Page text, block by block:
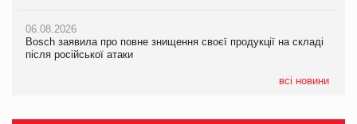
06.08.2026
Bosch заявила про повне знищення своєї продукції на складі
після російської атаки
всі новини
новинки від ТМ ТОКЕРИ
Сергій Лісунов про заморожені хлібобулочні вироби на
06.08.2026
Bosch заявила про повне знищення своєї продукції на складі
після російської атаки